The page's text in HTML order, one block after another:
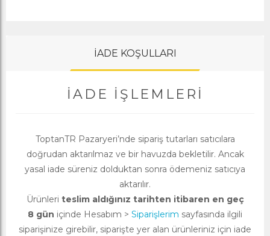
İADE KOŞULLARI
İADE İŞLEMLERI
ToptanTR Pazaryeri’nde sipariş tutarları satıcılara
doğrudan aktarılmaz ve bir havuzda bekletilir. Ancak
yasal iade süreniz dolduktan sonra ödemeniz satıcıya
aktarılır.
Ürünleri teslim aldığınız tarihten itibaren en geç
8 gün içinde Hesabım > Siparişlerim sayfasında ilgili
siparişinize girebilir, siparişte yer alan ürünleriniz için iade